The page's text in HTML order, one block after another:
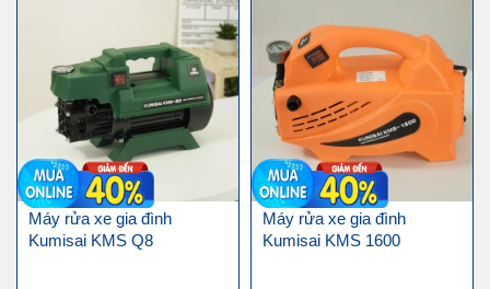
Máy rửa xe gia đình
Kumisai KMS Q8
Máy rửa xe gia đình
Kumisai KMS 1600